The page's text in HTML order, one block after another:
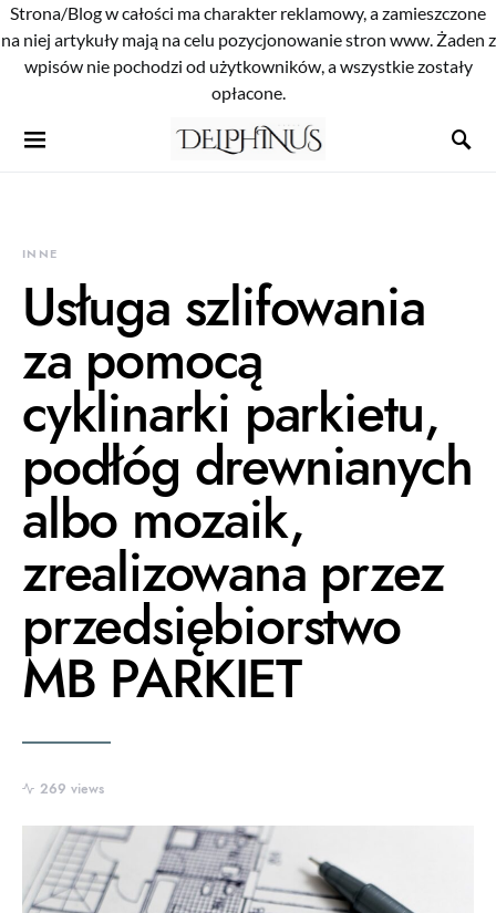
Strona/Blog w całości ma charakter reklamowy, a zamieszczone
na niej artykuły mają na celu pozycjonowanie stron www. Żaden z
wpisów nie pochodzi od użytkowników, a wszystkie zostały
opłacone.
INNE
Usługa szlifowania
za pomocą
cyklinarki parkietu,
podłóg drewnianych
albo mozaik,
zrealizowana przez
przedsiębiorstwo
MB PARKIET
269 views